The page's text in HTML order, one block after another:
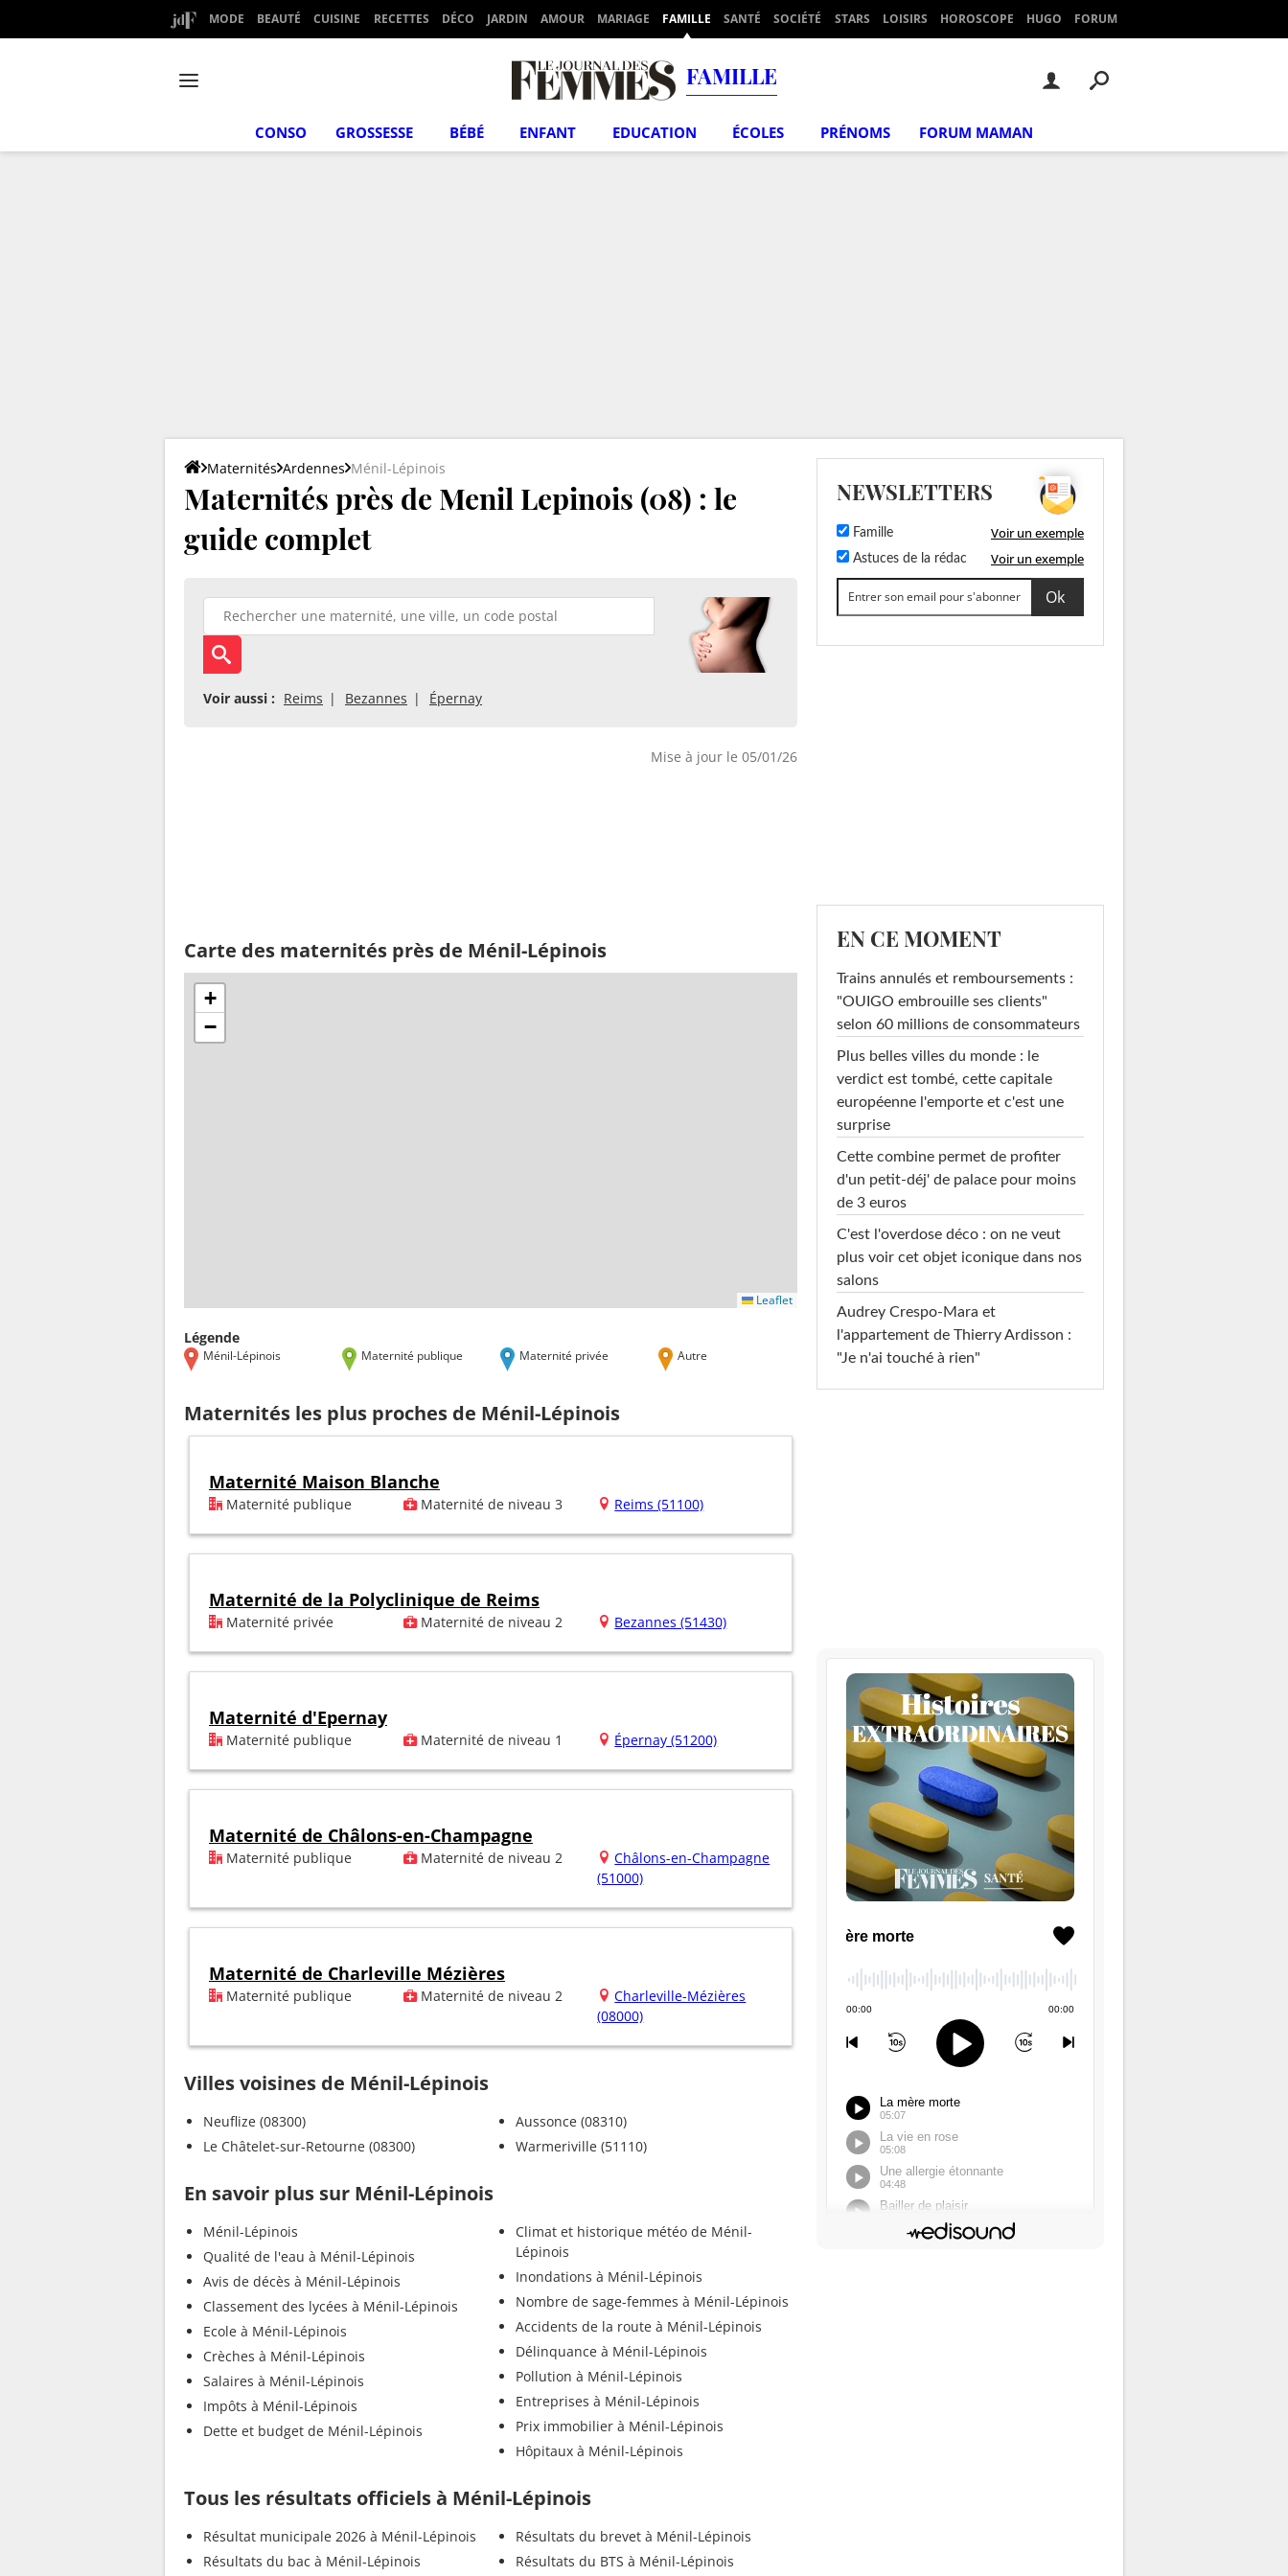
MODE BEAUTÉ CUISINE RECETTES DÉCO JARDIN AMOUR MARIAGE FAMILLE SANTÉ SOCIÉTÉ STARS LOISIRS HOROSCOPE HUGO FORUM
FAMILLE
CONSO GROSSESSE BÉBÉ ENFANT EDUCATION ÉCOLES PRÉNOMS FORUM MAMAN
Maternités Ardennes Ménil-Lépinois
Maternités près de Menil Lepinois (08) : le
guide complet
Voir aussi : Reims Bezannes Épernay
Mise à jour le 05/01/26
Carte des maternités près de Ménil-Lépinois
+
−
Leaflet
Légende
Ménil-Lépinois Maternité publique Maternité privée Autre
Maternités les plus proches de Ménil-Lépinois
Maternité Maison Blanche
Maternité publique Maternité de niveau 3 Reims (51100)
Maternité de la Polyclinique de Reims
Maternité privée Maternité de niveau 2 Bezannes (51430)
Maternité d'Epernay
Maternité publique Maternité de niveau 1 Épernay (51200)
Maternité de Châlons-en-Champagne
Maternité publique Maternité de niveau 2
Châlons-en-Champagne
(51000)
Maternité de Charleville Mézières
Maternité publique Maternité de niveau 2
Charleville-Mézières
(08000)
Villes voisines de Ménil-Lépinois
Neuflize (08300)
Le Châtelet-sur-Retourne (08300)
Aussonce (08310)
Warmeriville (51110)
En savoir plus sur Ménil-Lépinois
Ménil-Lépinois
Qualité de l'eau à Ménil-Lépinois
Avis de décès à Ménil-Lépinois
Classement des lycées à Ménil-Lépinois
Ecole à Ménil-Lépinois
Crèches à Ménil-Lépinois
Salaires à Ménil-Lépinois
Impôts à Ménil-Lépinois
Dette et budget de Ménil-Lépinois
Climat et historique météo de Ménil-
Lépinois
Inondations à Ménil-Lépinois
Nombre de sage-femmes à Ménil-Lépinois
Accidents de la route à Ménil-Lépinois
Délinquance à Ménil-Lépinois
Pollution à Ménil-Lépinois
Entreprises à Ménil-Lépinois
Prix immobilier à Ménil-Lépinois
Hôpitaux à Ménil-Lépinois
Tous les résultats officiels à Ménil-Lépinois
Résultat municipale 2026 à Ménil-Lépinois
Résultats du bac à Ménil-Lépinois
Résultats du brevet à Ménil-Lépinois
Résultats du BTS à Ménil-Lépinois
NEWSLETTERS
Famille Voir un exemple
Astuces de la rédac Voir un exemple
EN CE MOMENT
Trains annulés et remboursements :
"OUIGO embrouille ses clients"
selon 60 millions de consommateurs
Plus belles villes du monde : le
verdict est tombé, cette capitale
européenne l'emporte et c'est une
surprise
Cette combine permet de profiter
d'un petit-déj' de palace pour moins
de 3 euros
C'est l'overdose déco : on ne veut
plus voir cet objet iconique dans nos
salons
Audrey Crespo-Mara et
l'appartement de Thierry Ardisson :
"Je n'ai touché à rien"